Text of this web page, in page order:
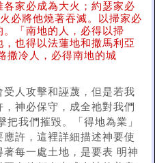
各家必成為大火；約瑟家必
火必將他燒著吞滅。以掃家必
「南地的人，必得以掃
也得以法蓮地和撒馬利亞
撒冷人，必得南地的城
人攻擊和誣蔑，但是若我
神必保守，成全祂對我們
我們摧毀。「得地為業」
許，這裡詳細描述神要使
每一處土地，是要表 明神